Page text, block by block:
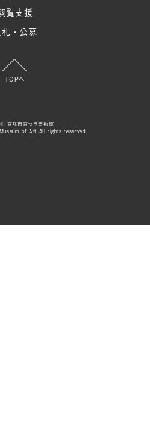
覧支援
札・公募
TOPへ
京都市京セラ美術館
of Art All rights reserved.